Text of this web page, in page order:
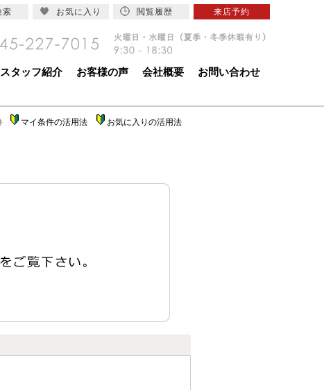
スタッフ紹介 お客様の声 会社概要 お問い合わせ
マイ条件の活用法 お気に入りの活用法
索 お気に入り 閲覧履歴 来店予約